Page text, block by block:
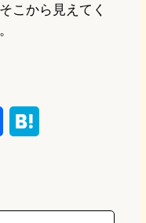
こから見えてく
e
e